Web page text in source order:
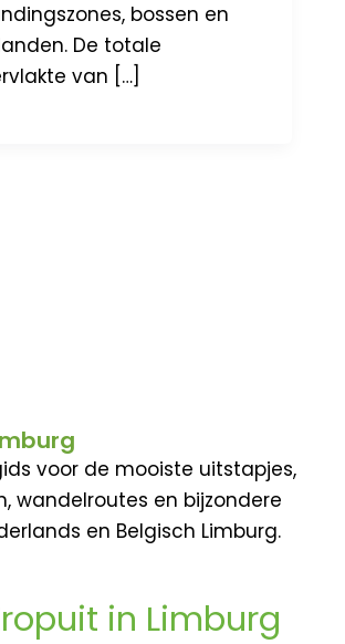
bossen en
De totale
van […]
voor de mooiste uitstapjes,
wandelroutes en bijzondere
en Belgisch Limburg.
in Limburg